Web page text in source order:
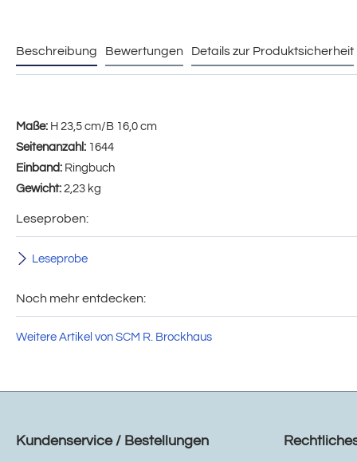
Beschreibung Bewertungen Details zur Produktsicherheit
Maße: H 23,5 cm/B 16,0 cm
Seitenanzahl: 1644
Einband: Ringbuch
Gewicht: 2,23 kg
Leseproben:
Leseprobe
Noch mehr entdecken:
Weitere Artikel von SCM R. Brockhaus
Kundenservice / Bestellungen